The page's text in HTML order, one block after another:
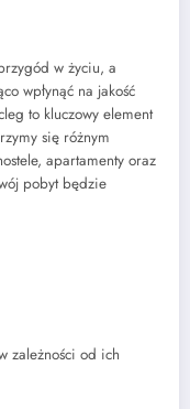
w życiu, a
wpłynąć na jakość
to kluczowy element
się różnym
apartamenty oraz
pobyt będzie
zależności od ich